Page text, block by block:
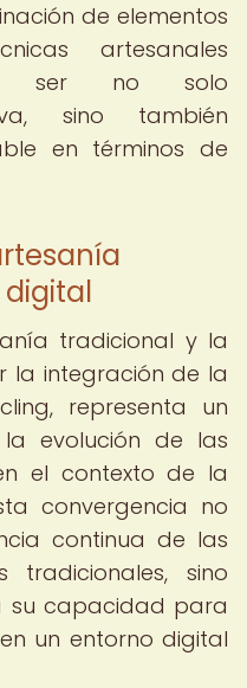
de elementos
artesanales
ser no solo
sino también
en términos de
tradicional y la
la integración de la
representa un
evolución de las
el contexto de la
convergencia no
continua de las
tradicionales, sino
su capacidad para
un entorno digital